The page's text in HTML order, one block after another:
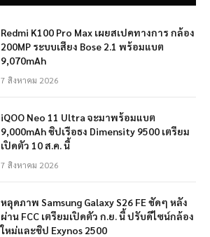
Redmi K100 Pro Max เผยสเปคทางการ กล้อง
200MP ระบบเสียง Bose 2.1 พร้อมแบต
9,070mAh
7 สิงหาคม 2026
iQOO Neo 11 Ultra จะมาพร้อมแบต
9,000mAh ชิปเรือธง Dimensity 9500 เตรียม
เปิดตัว 10 ส.ค. นี้
7 สิงหาคม 2026
หลุดภาพ Samsung Galaxy S26 FE ชัดๆ หลัง
ผ่าน FCC เตรียมเปิดตัว ก.ย. นี้ ปรับดีไซน์กล้อง
ใหม่และชิป Exynos 2500